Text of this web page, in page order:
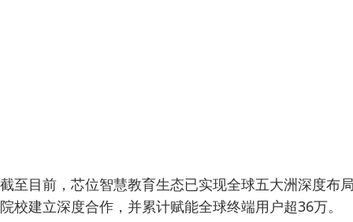
截至目前，芯位智慧教育生态已实现全球五大洲深度布
院校建立深度合作，并累计赋能全球终端用户超36万。